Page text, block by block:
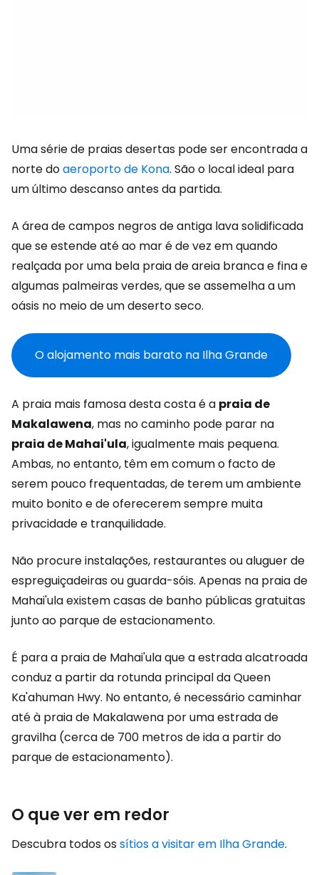
Uma série de praias desertas pode ser encontrada a
norte doaeroporto de Kona. São o local ideal para
um último descanso antes da partida.
A área de campos negros de antiga lava solidificada
que se estende até ao mar é de vez em quando
realçada por uma bela praia de areia branca e fina e
algumas palmeiras verdes, que se assemelha a um
oásis no meio de um deserto seco.
O alojamento mais barato na Ilha Grande
A praia mais famosa desta costa é a praia de
Makalawena, mas no caminho pode parar na
praia de Mahai'ula, igualmente mais pequena.
Ambas, no entanto, têm em comum o facto de
serem pouco frequentadas, de terem um ambiente
muito bonito e de oferecerem sempre muita
privacidade e tranquilidade.
Não procure instalações, restaurantes ou aluguer de
espreguiçadeiras ou guarda-sóis. Apenas na praia de
Mahai'ula existem casas de banho públicas gratuitas
junto ao parque de estacionamento.
É para a praia de Mahai'ula que a estrada alcatroada
conduz a partir da rotunda principal da Queen
Ka'ahuman Hwy. No entanto, é necessário caminhar
até à praia de Makalawena por uma estrada de
gravilha (cerca de 700 metros de ida a partir do
parque de estacionamento).
O que ver em redor
Descubra todos ossítios a visitar em Ilha Grande.